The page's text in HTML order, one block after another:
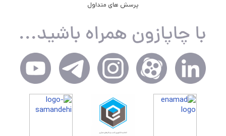
پرسش های متداول